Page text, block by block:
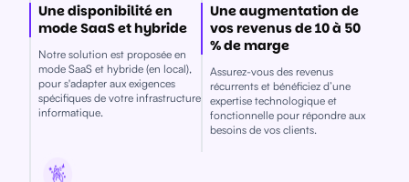
Une disponibilité en
mode SaaS et hybride
Notre solution est proposée en
mode SaaS et hybride (en local),
pour s'adapter aux exigences
spécifiques de votre infrastructure
informatique.
Une augmentation de
vos revenus de 10 à 50
% de marge
Assurez-vous des revenus
récurrents et bénéficiez d’une
expertise technologique et
fonctionnelle pour répondre aux
besoins de vos clients.